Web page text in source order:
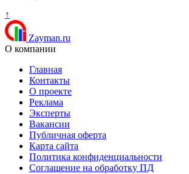
↑
Zayman.ru
О компании
Главная
Контакты
О проекте
Реклама
Эксперты
Вакансии
Публичная оферта
Карта сайта
Политика конфиденциальности
Соглашение на обработку ПД